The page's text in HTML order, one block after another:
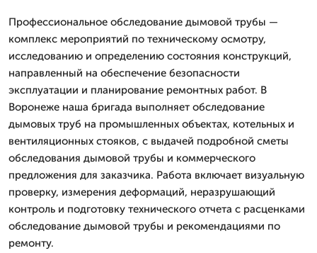
Профессиональное обследование дымовой трубы —
комплекс мероприятий по техническому осмотру,
исследованию и определению состояния конструкций,
направленный на обеспечение безопасности
эксплуатации и планирование ремонтных работ. В
Воронеже наша бригада выполняет обследование
дымовых труб на промышленных объектах, котельных и
вентиляционных стояков, с выдачей подробной сметы
обследования дымовой трубы и коммерческого
предложения для заказчика. Работа включает визуальную
проверку, измерения деформаций, неразрушающий
контроль и подготовку технического отчета с расценками
обследование дымовой трубы и рекомендациями по
ремонту.